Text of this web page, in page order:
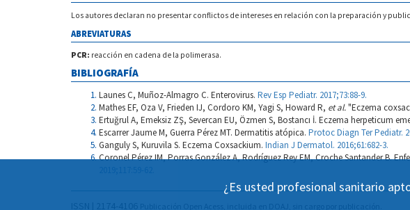
Los autores declaran no presentar conflictos de intereses en relación con la preparación y
ABREVIATURAS
PCR: reacción en cadena de la polimerasa.
BIBLIOGRAFÍA
Launes C, Muñoz-Almagro C. Enterovirus. Rev Esp Pediatr. 2017;73:88-9.
Mathes EF, Oza V, Frieden IJ, Cordoro KM, Yagi S, Howard R, et al."Eczema
Ertuğrul A, Emeksiz ZŞ, Severcan EU, Özmen S, Bostancı İ. Eczema herpeticum
Escarrer Jaume M, Guerra Pérez MT. Dermatitis atópica. Protoc Diagn Ter Pediatr.
Ganguly S, Kuruvila S. Eczema Coxsackium. Indian J Dermatol. 2016;61:682-3.
Coronel Pérez IM, Porras González A, Rodríguez Rey EM, Croche Santander B.
¿Es usted profesional sanitario